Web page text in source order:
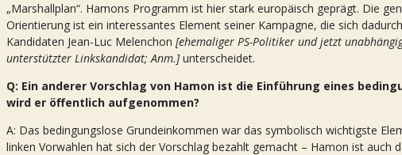
„Marshallplan“. Hamons Programm ist hier stark europäisch geprägt. Die
Orientierung ist ein interessantes Element seiner Kampagne, die sich
Kandidaten Jean-Luc Melenchon [ehemaliger PS-Politiker und jetzt
unterstützter Linkskandidat; Anm.]unterscheidet.
Q: Ein anderer Vorschlag von Hamon ist die Einführung eines
wird er öffentlich aufgenommen?
A: Das bedingungslose Grundeinkommen war das symbolisch wichtigste
linken Vorwahlen hat sich der Vorschlag bezahlt gemacht – Hamon ist auch